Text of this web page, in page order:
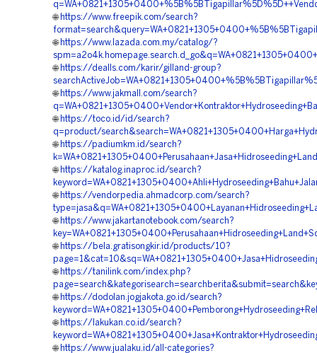
🌐 https://www.freepik.com/search?
🌐 https://www.lazada.com.my/catalog/?
🌐 https://dealls.com/karir/gilland-group?
🌐 https://www.jakmall.com/search?
🌐 https://toco.id/id/search?
q=product/
🌐 https://padiumkm.id/search?
🌐 https://katalog.inaproc.id/search?
🌐 https://vendorpedia.ahmadcorp.com/search?
🌐 https://www.jakartanotebook.com/search?
🌐 https://bela.gratisongkir.id/products/10?
🌐 https://tanilink.com/index.php?
🌐 https://dodolan.jogjakota.go.id/search?
🌐 https://lakukan.co.id/search?
🌐 https://www.jualaku.id/all-categories?